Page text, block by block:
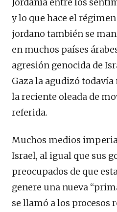
y lo que hace el
jordano también se
en muchos países
agresión genocida de
Gaza la agudizó
la reciente oleada de
referida.
Muchos medios
Israel, al igual que sus
preocupados de que
genere una nueva
se llamó a los procesos